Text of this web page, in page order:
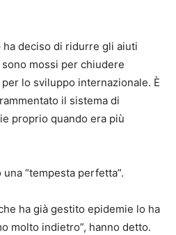
ha deciso di ridurre gli aiuti
mossi per chiudere
per lo sviluppo internazionale. È
il sistema di
proprio quando era più
“tempesta perfetta”.
ha già gestito epidemie lo ha
molto indietro”, hanno detto.